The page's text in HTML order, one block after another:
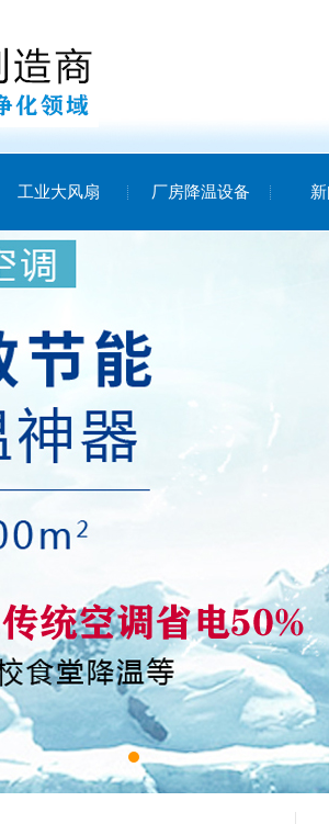
工业大风扇 厂房降温设备